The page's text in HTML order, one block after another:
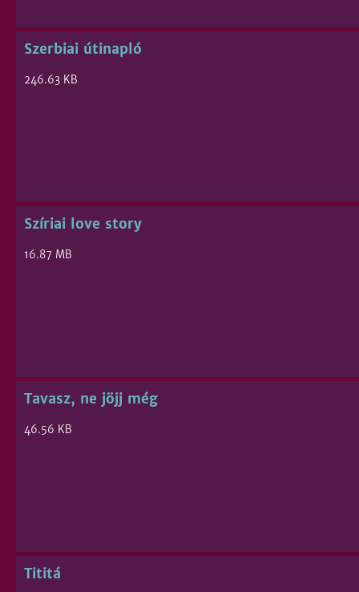
Szerbiai útinapló
246.63 KB
Szíriai love story
16.87 MB
Tavasz, ne jöjj még
46.56 KB
Tititá